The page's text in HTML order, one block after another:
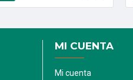
MI CUENTA
Mi cuenta